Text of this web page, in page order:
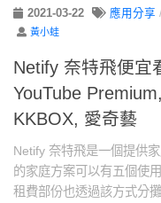
2021-03-22 應用分享 /
黃小蛙
Netify 奈特飛便宜
YouTube
KKBOX, 愛奇藝
Netify 奈特飛是一個提供
的家庭方案可以有五個使
租費部份也透過該方式分